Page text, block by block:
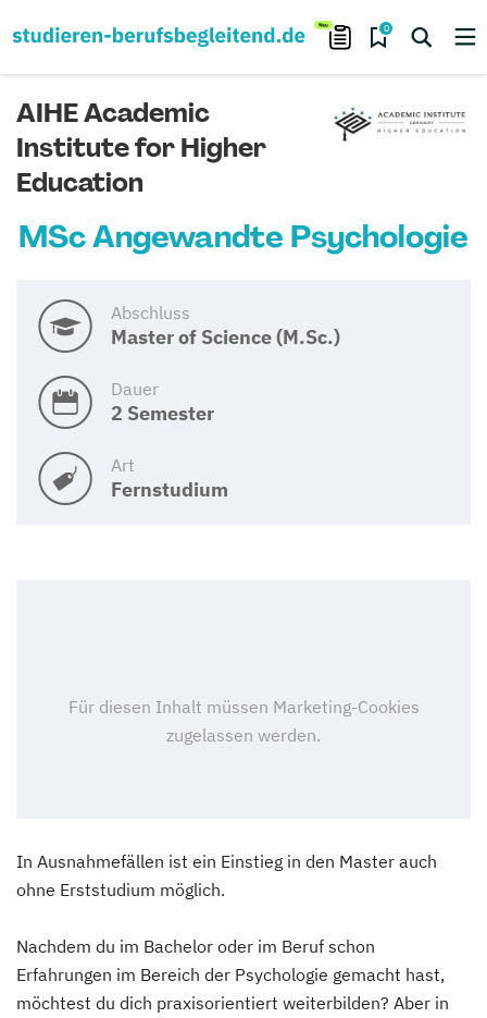
0
AIHE Academic
Institute for Higher
Education
MSc Angewandte Psychologie
Abschluss
Master of Science (M.Sc.)
Dauer
2 Semester
Art
Fernstudium
In Ausnahmefällen ist ein Einstieg in den Master auch
ohne Erststudium möglich.
Nachdem du im Bachelor oder im Beruf schon
Erfahrungen im Bereich der Psychologie gemacht hast,
möchtest du dich praxisorientiert weiterbilden? Aber in